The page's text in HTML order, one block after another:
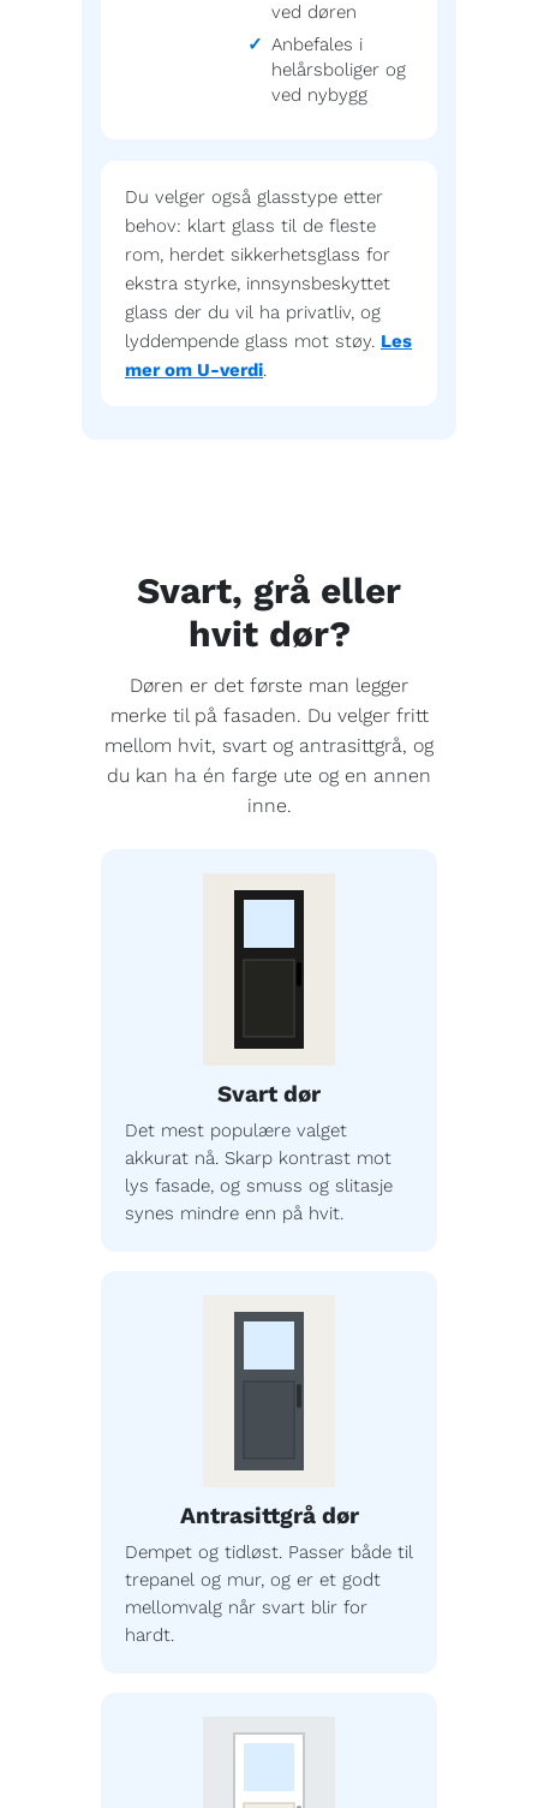
ved døren
Anbefales i
helårsboliger og
ved nybygg
Du velger også glasstype etter
behov: klart glass til de fleste
rom, herdet sikkerhetsglass for
ekstra styrke, innsynsbeskyttet
glass der du vil ha privatliv, og
lyddempende glass mot støy. Les
mer om U-verdi.
Svart, grå eller
hvit dør?
Døren er det første man legger
merke til på fasaden. Du velger fritt
mellom hvit, svart og antrasittgrå, og
du kan ha én farge ute og en annen
inne.
Svart dør
Det mest populære valget
akkurat nå. Skarp kontrast mot
lys fasade, og smuss og slitasje
synes mindre enn på hvit.
Antrasittgrå dør
Dempet og tidløst. Passer både til
trepanel og mur, og er et godt
mellomvalg når svart blir for
hardt.